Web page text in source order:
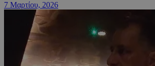
7 Μαρτίου, 2026